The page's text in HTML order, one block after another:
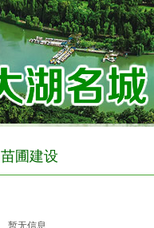
苗圃建设
暂无信息